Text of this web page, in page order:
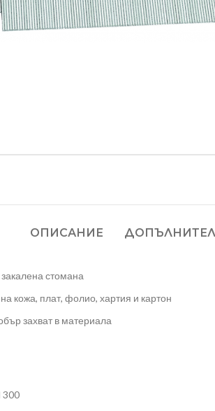
ОПИСАНИЕ
стомана
кожа, плат, фолио, хартия и картон
захват в материала